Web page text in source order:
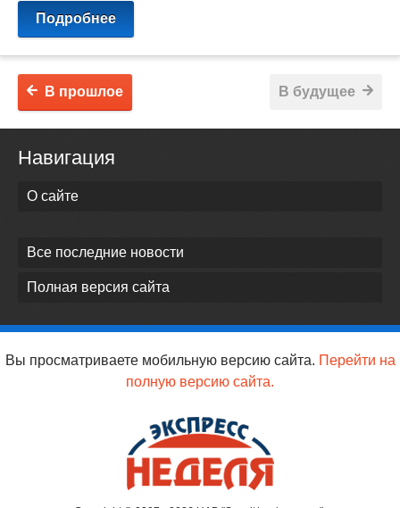
Подробнее
В будущее
В прошлое
Навигация
О сайте
Все последние новости
Полная версия сайта
Вы просматриваете мобильную версию сайта. Перейти на
полную версию сайта.